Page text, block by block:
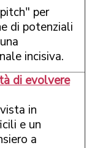
per
di potenziali
incisiva.
di evolvere
in
e un
a